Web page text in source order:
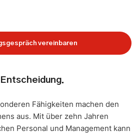
vereinbaren
Fähigkeiten machen den
aus. Mit über zehn Jahren
Personal und Management kann